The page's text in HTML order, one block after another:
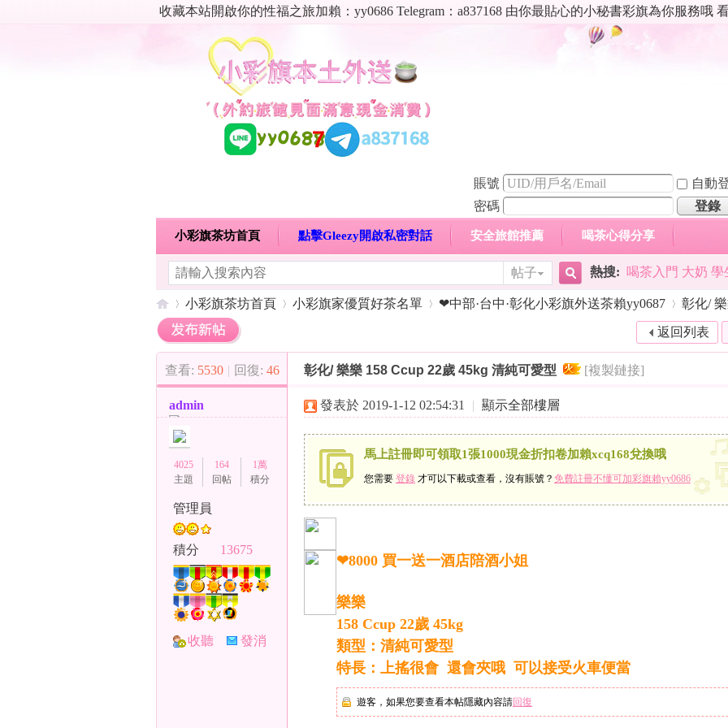
收藏本站開啟你的性福之旅加賴：yy0686 Telegram：a837168 由你最貼心的小秘書彩旗為你服務哦
賬號
自動
密碼
登錄
小彩旗茶坊首頁 點擊Gleezy開啟私密對話 安全旅館推薦 喝茶心得分享
日本
明碼標價特惠專區 熱門喝茶心得分享 高顏值現役空姐專區 新手喝茶入門須知
帖子
搜
索
熱搜: 喝茶入門 大奶
（»
小彩旗茶坊首頁
›
小彩旗家優質好茶名單
›
❤中部·台中·彰化小彩旗外送茶賴yy0687 彰化/
返回列表
查看: 5530 | 回復: 46 彰化/ 樂樂 158 Ccup 22歲 45kg 清純可愛型 [複製鏈接]
admin
4025
主題
164
回帖
1萬
積分
管理員
積分 13675
收聽
發消
發表於 2019-1-12 02:54:31 | 顯示全部樓層
馬上註冊即可領取1張1000現金折扣卷加賴xcq168兌換哦
您需要 登錄 才可以下載或查看，沒有賬號？ 免費註冊不懂可加彩旗賴yy0686
❤8000 買一送一酒店陪酒小姐
樂樂
158 Ccup 22歲 45kg
類型：清純可愛型
特長：上搖很會 還會夾哦 可以接受火車便當
遊客，如果您要查看本帖隱藏內容請回復